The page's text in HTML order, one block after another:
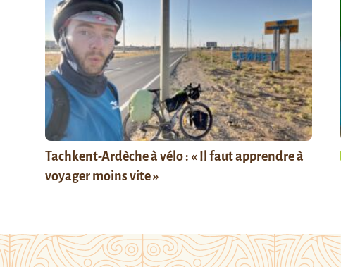
Tachkent-Ardèche à vélo : « Il faut apprendre à
voyager moins vite »